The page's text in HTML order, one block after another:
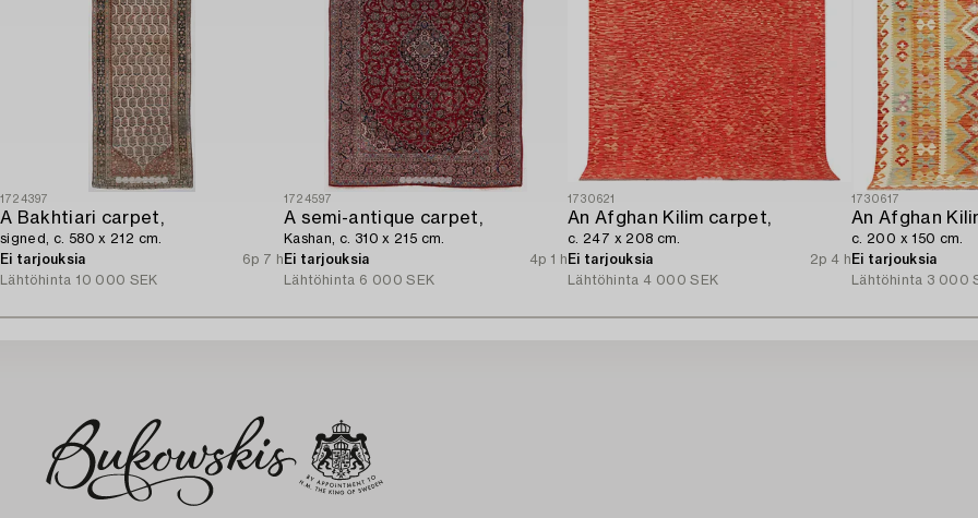
1724397
A Bakhtiari carpet,
signed, c. 580 x 212 cm.
Ei tarjouksia
6p 7 h
Lähtöhinta 10 000 SEK
1724597
A semi-antique carpet,
Kashan, c. 310 x 215 cm.
Ei tarjouksia
4p 1 h
Lähtöhinta 6 000 SEK
1730621
An Afghan Kilim carpet,
c. 247 x 208 cm.
Ei tarjouksia
2p 4 h
Lähtöhinta 4 000 SEK
1730617
An Afghan
c. 200 x 150 cm.
Ei tarjouksia
Lähtöhinta 3 000